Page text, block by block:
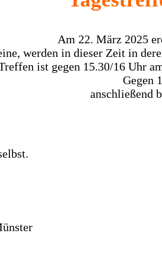
Am 22. März 2025
werden in dieser Zeit in
ist gegen 15.30/16 Uhr
Gegen
anschließend